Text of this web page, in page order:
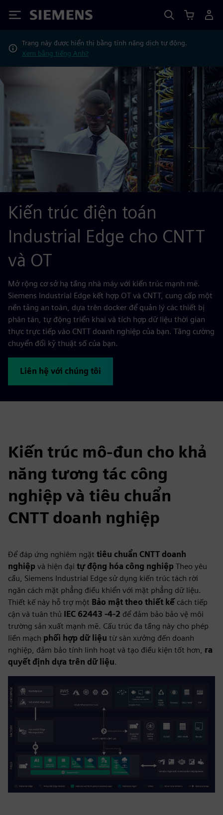
Siemens
Trang này được hiển thị bằng tính năng dịch tự động.
Xem bằng tiếng Anh?
Kiến trúc điện toán
Industrial Edge cho CNTT
và OT
Mở rộng cơ sở hạ tầng nhà máy với kiến trúc mạnh mẽ.
Siemens Industrial Edge kết hợp OT và CNTT, cung cấp một
nền tảng an toàn, dựa trên docker để quản lý các thiết bị
phân tán, tự động triển khai và tích hợp dữ liệu thời gian
thực trực tiếp vào CNTT doanh nghiệp của bạn. Tăng cường
chuyển đổi kỹ thuật số của bạn.
Liên hệ với chúng tôi
Kiến trúc mô-đun cho khả
năng tương tác công
nghiệp và tiêu chuẩn
CNTT doanh nghiệp
Để đáp ứng nghiêm ngặt tiêu chuẩn CNTT doanh
nghiệp và hiện đại tự động hóa công nghiệp Theo yêu
cầu, Siemens Industrial Edge sử dụng kiến trúc tách rời
ngăn cách mặt phẳng điều khiển với mặt phẳng dữ liệu.
Thiết kế này hỗ trợ một Bảo mật theo thiết kế cách tiếp
cận và tuân thủ IEC 62443 -4-2 để đảm bảo bảo vệ môi
trường sản xuất mạnh mẽ. Cấu trúc đa tầng này cho phép
liền mạch phối hợp dữ liệu từ sàn xưởng đến doanh
nghiệp, đảm bảo tính linh hoạt và tạo điều kiện tốt hơn, ra
quyết định dựa trên dữ liệu.